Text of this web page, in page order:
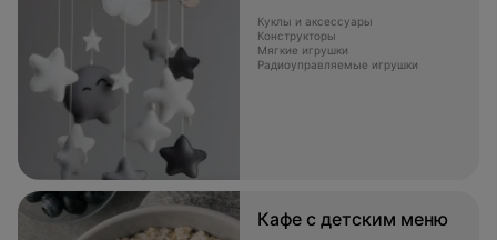
Куклы и аксессуары
Конструкторы
Мягкие игрушки
Радиоуправляемые игрушки
Кафе с детским меню